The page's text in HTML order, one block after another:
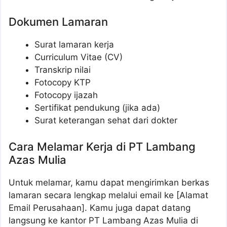
Dokumen Lamaran
Surat lamaran kerja
Curriculum Vitae (CV)
Transkrip nilai
Fotocopy KTP
Fotocopy ijazah
Sertifikat pendukung (jika ada)
Surat keterangan sehat dari dokter
Cara Melamar Kerja di PT Lambang
Azas Mulia
Untuk melamar, kamu dapat mengirimkan berkas
lamaran secara lengkap melalui email ke [Alamat
Email Perusahaan]. Kamu juga dapat datang
langsung ke kantor PT Lambang Azas Mulia di